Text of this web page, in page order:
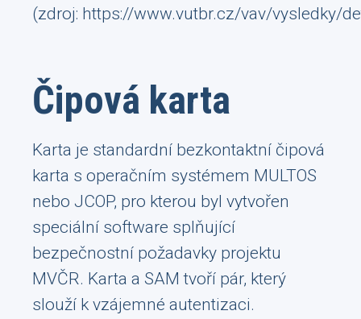
(zdroj: https://www.vutbr.cz/vav/vysledky/
Čipová karta
Karta je standardní bezkontaktní čipová
karta s operačním systémem MULTOS
nebo JCOP, pro kterou byl vytvořen
speciální software splňující
bezpečnostní požadavky projektu
MVČR. Karta a SAM tvoří pár, který
slouží k vzájemné autentizaci.